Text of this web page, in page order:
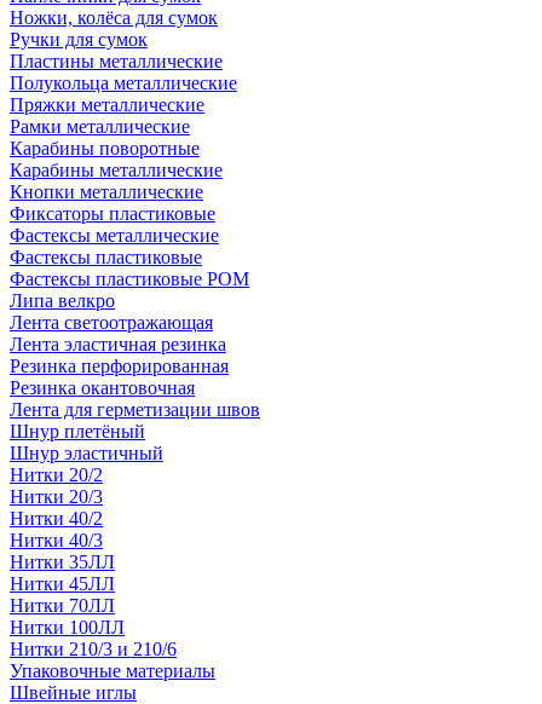
Ножки, колёса для сумок
Ручки для сумок
Пластины металлические
Полукольца металлические
Пряжки металлические
Рамки металлические
Карабины поворотные
Карабины металлические
Кнопки металлические
Фиксаторы пластиковые
Фастексы металлические
Фастексы пластиковые
Фастексы пластиковые POM
Липа велкро
Лента светоотражающая
Лента эластичная резинка
Резинка перфорированная
Резинка окантовочная
Лента для герметизации швов
Шнур плетёный
Шнур эластичный
Нитки 20/2
Нитки 20/3
Нитки 40/2
Нитки 40/3
Нитки 35ЛЛ
Нитки 45ЛЛ
Нитки 70ЛЛ
Нитки 100ЛЛ
Нитки 210/3 и 210/6
Упаковочные материалы
Швейные иглы